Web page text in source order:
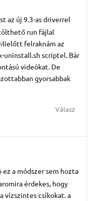
az új 9.3-as driverrel
run fájlal
felraknám az
uninstall.sh scriptel. Bár
videókat. De
gyorsabbak
Válasz
ez a módszer sem hozta
érdekes, hogy
vízszintes csíkokat. a